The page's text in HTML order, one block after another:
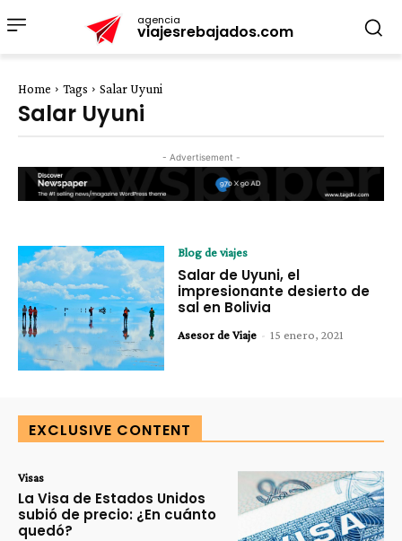
agencia
viajesrebajados.com
Home Tags Salar Uyuni
Salar Uyuni
- Advertisement -
Blog de viajes
Salar de Uyuni, el
impresionante desierto de
sal en Bolivia
Asesor de Viaje - 15 enero, 2021
EXCLUSIVE CONTENT
Visas
La Visa de Estados Unidos
subió de precio: ¿En cuánto
quedó?